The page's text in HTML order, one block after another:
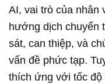
AI, vai trò của nhân
hướng dịch chuyển
sát, can thiệp, và
vấn đề phức tạp.
thích ứng với tốc độ